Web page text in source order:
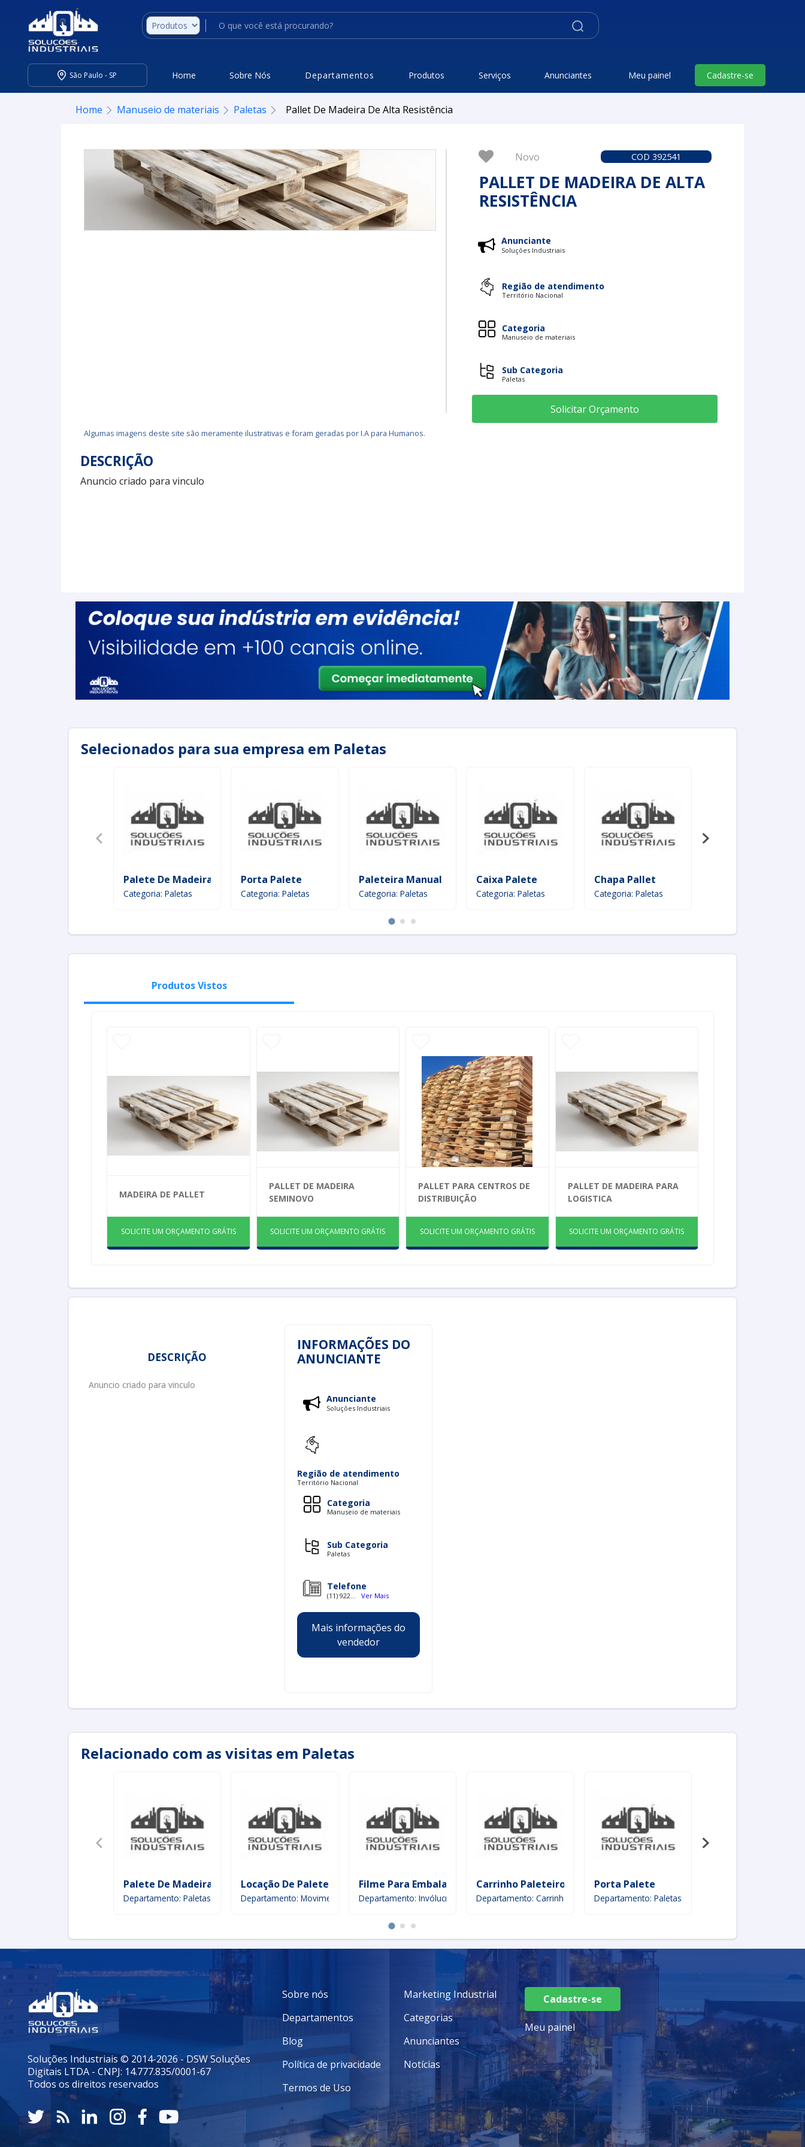
São Paulo - SP Home Sobre Nós Departamentos Produtos Serviços Anunciantes Meu painel Cadastre-se
Home Manuseio de materiais Paletas Pallet De Madeira De Alta Resistência
Novo COD 392541
PALLET DE MADEIRA DE ALTA
RESISTÊNCIA
Anunciante
Soluções Industriais
Região de atendimento
Território Nacional
Categoria
Manuseio de materiais
Sub Categoria
Paletas
Solicitar Orçamento
Algumas imagens deste site são meramente ilustrativas e foram geradas por I.A para Humanos.
DESCRIÇÃO
Anuncio criado para vinculo
Selecionados para sua empresa em Paletas
Palete De Madeira
Categoria: Paletas
Porta Palete
Categoria: Paletas
Paleteira Manual
Categoria: Paletas
Caixa Palete
Categoria: Paletas
Chapa Pallet
Categoria: Paletas
Produtos Vistos
MADEIRA DE PALLET
SOLICITE UM ORÇAMENTO GRÁTIS
PALLET DE MADEIRA
SEMINOVO
SOLICITE UM ORÇAMENTO GRÁTIS
PALLET PARA CENTROS DE
DISTRIBUIÇÃO
SOLICITE UM ORÇAMENTO GRÁTIS
PALLET DE MADEIRA PARA
LOGISTICA
SOLICITE UM ORÇAMENTO GRÁTIS
DESCRIÇÃO
Anuncio criado para vinculo
INFORMAÇÕES DO
ANUNCIANTE
Anunciante
Soluções Industriais
Região de atendimento
Território Nacional
Categoria
Manuseio de materiais
Sub Categoria
Paletas
Telefone
(11) 922... Ver Mais
Mais informações do
vendedor
Relacionado com as visitas em Paletas
Palete De Madeira
Departamento: Paletas
Locação De Paleteira
Departamento: Movimentação de carga
Filme Para Embalar Palete
Departamento: Invólucros & Envoltórios
Carrinho Paleteiro
Departamento: Carrinhos
Porta Palete
Departamento: Paletas
Soluções Industriais © 2014-2026 - DSW Soluções
Digitais LTDA - CNPJ: 14.777.835/0001-67
Todos os direitos reservados
Sobre nós
Departamentos
Blog
Política de privacidade
Termos de Uso
Marketing Industrial
Categorias
Anunciantes
Notícias
Cadastre-se
Meu painel